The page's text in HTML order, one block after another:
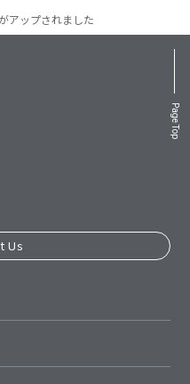
アップされました
Page Top
Us